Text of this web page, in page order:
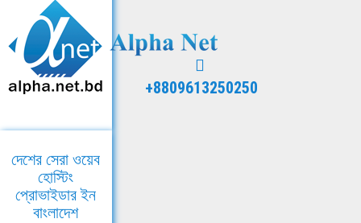
+8809613250250
দেশের সেরা ওয়েব
হোস্টিং
প্রোভাইডার ইন
বাংলাদেশ